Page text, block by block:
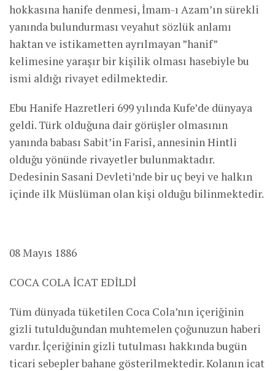
hokkasına hanife denmesi, İmam-ı Azam’ın sürekli
yanında bulundurması veyahut sözlük anlamı
haktan ve istikametten ayrılmayan ”hanif”
kelimesine yaraşır bir kişilik olması hasebiyle bu
ismi aldığı rivayet edilmektedir.
Ebu Hanife Hazretleri 699 yılında Kufe’de dünyaya
geldi. Türk olduğuna dair görüşler olmasının
yanında babası Sabit’in Farisî, annesinin Hintli
olduğu yönünde rivayetler bulunmaktadır.
Dedesinin Sasani Devleti’nde bir uç beyi ve halkın
içinde ilk Müslüman olan kişi olduğu bilinmektedir.
08 Mayıs 1886
COCA COLA İCAT EDİLDİ
Tüm dünyada tüketilen Coca Cola’nın içeriğinin
gizli tutulduğundan muhtemelen çoğunuzun haberi
vardır. İçeriğinin gizli tutulması hakkında bugün
ticari sebepler bahane gösterilmektedir. Kolanın icat